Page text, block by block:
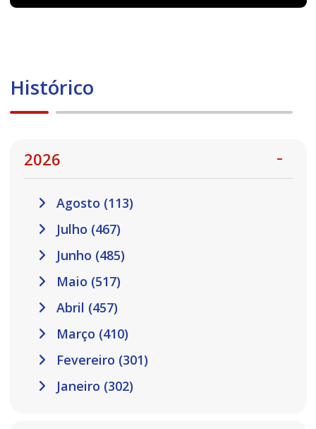
Histórico
2026
Agosto (113)
Julho (467)
Junho (485)
Maio (517)
Abril (457)
Março (410)
Fevereiro (301)
Janeiro (302)